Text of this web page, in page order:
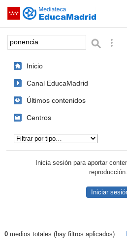
Saltar navegación
Palabra o frase:
Inicio
Canal EducaMadrid
Últimos contenidos
Centros
Inicia sesión para aportar
Iniciar
Resultados de: ponencia
0medios totales (hay filtros aplicados)